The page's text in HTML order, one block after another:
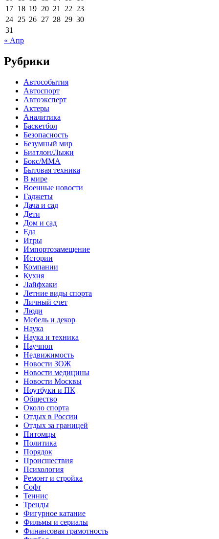
17 18 19 20 21 22 23
24 25 26 27 28 29 30
31
« Апр
Рубрики
Автособытия
Автоспорт
Автоэксперт
Актеры
Аналитика
Баскетбол
Безопасность
Безумный мир
Биатлон/Лыжи
Бокс/MMA
Бытовая техника
В мире
Военные новости
Гаджеты
Дача и сад
Дети
Дом и сад
Еда
Игры
Импортозамещение
Истории
Компании
Кухня
Лайфхаки
Летние виды спорта
Личный счет
Люди
Мебель и декор
Наука
Наука и техника
Научпоп
Недвижимость
Новости ЗОЖ
Новости медицины
Новости Москвы
Ноутбуки и ПК
Общество
Около спорта
Отдых в России
Отдых за границей
Питомцы
Политика
Порядок
Происшествия
Психология
Ремонт и стройка
Софт
Теннис
Тренды
Фигурное катание
Фильмы и сериалы
Финансовая грамотность